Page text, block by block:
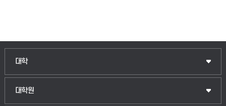
대학
인문융합공공인재학부
법경영학부
대학원
일반대학원